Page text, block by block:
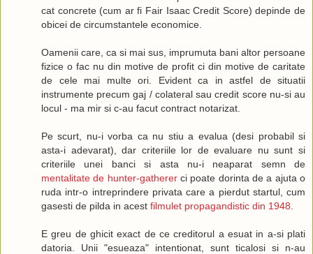
cat concrete (cum ar fi Fair Isaac Credit Score) depinde de
obicei de circumstantele economice.
Oamenii care, ca si mai sus, imprumuta bani altor persoane
fizice o fac nu din motive de profit ci din motive de caritate
de cele mai multe ori. Evident ca in astfel de situatii
instrumente precum gaj / colateral sau credit score nu-si au
locul - ma mir si c-au facut contract notarizat.
Pe scurt, nu-i vorba ca nu stiu a evalua (desi probabil si
asta-i adevarat), dar criteriile lor de evaluare nu sunt si
criteriile unei banci si asta nu-i neaparat semn de
mentalitate de hunter-gathererci poate dorinta de a ajuta o
ruda intr-o intreprindere privata care a pierdut startul, cum
gasesti de pilda in acest filmulet propagandistic din 1948
E greu de ghicit exact de ce creditorul a esuat in a-si plati
datoria. Unii "esueaza" intentionat, sunt ticalosi si n-au